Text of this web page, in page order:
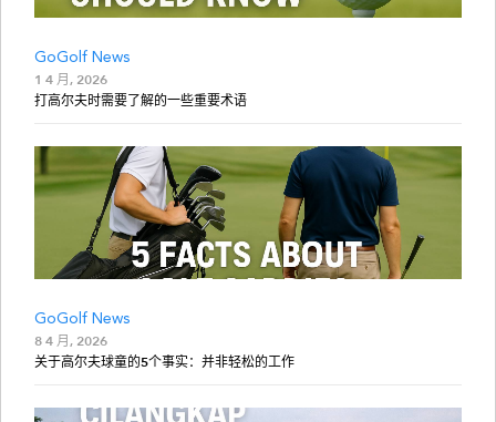
GoGolf News
1 4 月, 2026
打高尔夫时需要了解的一些重要术语
GoGolf News
8 4 月, 2026
关于高尔夫球童的5个事实：并非轻松的工作